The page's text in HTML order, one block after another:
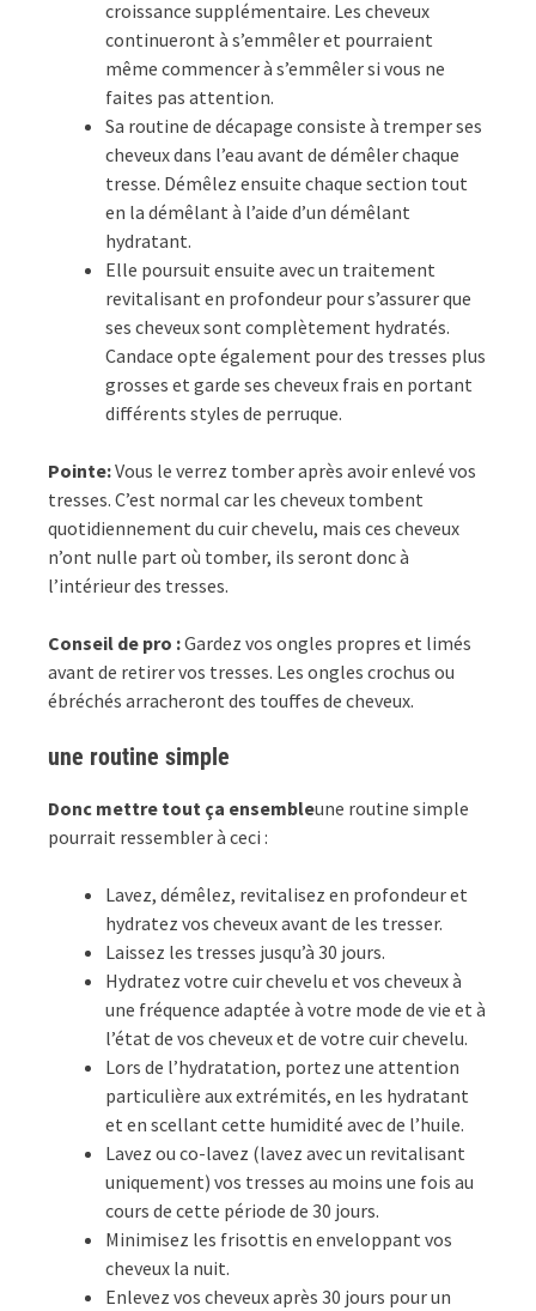
croissance supplémentaire. Les cheveux
continueront à s’emmêler et pourraient
même commencer à s’emmêler si vous ne
faites pas attention.
Sa routine de décapage consiste à tremper ses
cheveux dans l’eau avant de démêler chaque
tresse. Démêlez ensuite chaque section tout
en la démêlant à l’aide d’un démêlant
hydratant.
Elle poursuit ensuite avec un traitement
revitalisant en profondeur pour s’assurer que
ses cheveux sont complètement hydratés.
Candace opte également pour des tresses plus
grosses et garde ses cheveux frais en portant
différents styles de perruque.
Pointe:Vous le verrez tomber après avoir enlevé vos
tresses. C’est normal car les cheveux tombent
quotidiennement du cuir chevelu, mais ces cheveux
n’ont nulle part où tomber, ils seront donc à
l’intérieur des tresses.
Conseil de pro :Gardez vos ongles propres et limés
avant de retirer vos tresses. Les ongles crochus ou
ébréchés arracheront des touffes de cheveux.
une routine simple
Donc mettre tout ça ensembleune routine simple
pourrait ressembler à ceci :
Lavez, démêlez, revitalisez en profondeur et
hydratez vos cheveux avant de les tresser.
Laissez les tresses jusqu’à 30 jours.
Hydratez votre cuir chevelu et vos cheveux à
une fréquence adaptée à votre mode de vie et à
l’état de vos cheveux et de votre cuir chevelu.
Lors de l’hydratation, portez une attention
particulière aux extrémités, en les hydratant
et en scellant cette humidité avec de l’huile.
Lavez ou co-lavez (lavez avec un revitalisant
uniquement) vos tresses au moins une fois au
cours de cette période de 30 jours.
Minimisez les frisottis en enveloppant vos
cheveux la nuit.
Enlevez vos cheveux après 30 jours pour un